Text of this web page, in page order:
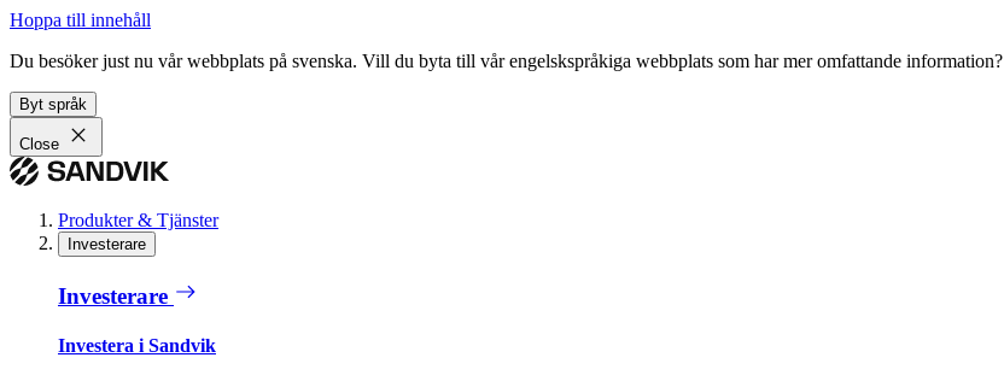
Hoppa till innehåll
Du besöker just nu vår webbplats på svenska. Vill du byta till vår engelskspråkiga webbplats som har mer omfattande information?
Byt språk
Close
Produkter & Tjänster
Investerare
Investerare
Investera i Sandvik